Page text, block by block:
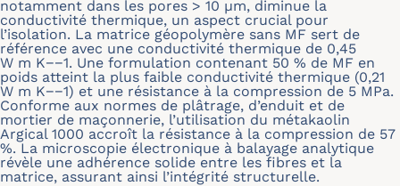
notamment dans les pores > 10 μm, diminue la
conductivité thermique, un aspect crucial pour
l’isolation. La matrice géopolymère sans MF sert de
référence avec une conductivité thermique de 0,45
W m K−−1. Une formulation contenant 50 % de MF en
poids atteint la plus faible conductivité thermique (0,21
W m K−−1) et une résistance à la compression de 5 MPa.
Conforme aux normes de plâtrage, d’enduit et de
mortier de maçonnerie, l’utilisation du métakaolin
Argical 1000 accroît la résistance à la compression de 57
%. La microscopie électronique à balayage analytique
révèle une adhérence solide entre les fibres et la
matrice, assurant ainsi l’intégrité structurelle.